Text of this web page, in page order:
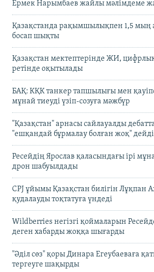
Ермек Нарымбаев жайлы мәлімдеме
Қазақстанда рақымшылықпен 1,5 мың
босап шықты
Қазақстан мектептерінде ЖИ, цифрлық
ретінде оқытылады
БАҚ: КҚК танкер тапшылығы мен
мұнай тиеуді үзіп-созуға мәжбүр
"Қазақстан" арнасы сайлауалды
"ешқандай бұрмалау болған жоқ" дейді
Ресейдің Ярослав қаласындағы ірі
дрон шабуылдады
CPJ ұйымы Қазақстан билігін Лұқпан
қудалауды тоқтатуға үндеді
Wildberries негізгі қоймаларын
деген хабарды жоққа шығарды
"Әділ сөз" қоры Динара Егеубаеваға
тергеуге шақырды